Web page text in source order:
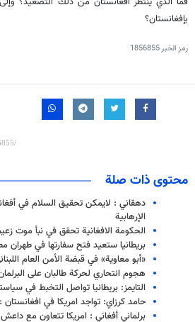
بإفغانستان؟
رمز الخبر1856855
محتوى ذات صلة
دهقاني : لايمكن تحقيق السلام في
الإرهابية
الحكومة الافغانية تحقق في نبأ موت
بريطانيا ستعيد فتح سفارتها في طهران
«أبو معاوية» في قبضة الأمن العام
هجوم انتحاري لحركة طالبان على
التايمز: بريطانيا تواصل التخبط في
حامد كرزاي: تواجد امريكا في افغانستان
برلماني أفغاني : امريكا تتعاون مع